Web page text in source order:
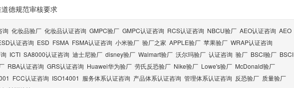
德规范审核要求
询 化妆品验厂 化妆品认证咨询 GMPC验厂 GMPC认证咨询 RCS认证咨询 NBCU验厂 AEO认证咨询 AEO
认证咨询 ESD FSMA FSMA认证咨询 小米验厂 验厂之家 APPLE验厂 苹果验厂 WRAP认证咨询
ICTI SA8000认证咨询 迪士尼验厂 disney验厂 Walmart验厂 沃尔玛验厂 认证咨询 验厂 BSCI验厂 BSCI
RBA认证咨询 GRS认证咨询 Huawei华为验厂 劳氏反恐验厂 Nike验厂 Lowe's验厂 McDonald验厂
FCC认证咨询 ISO14001 服务体系认证咨询 产品体系认证咨询 管理体系认证咨询 反恐验厂 质量验厂